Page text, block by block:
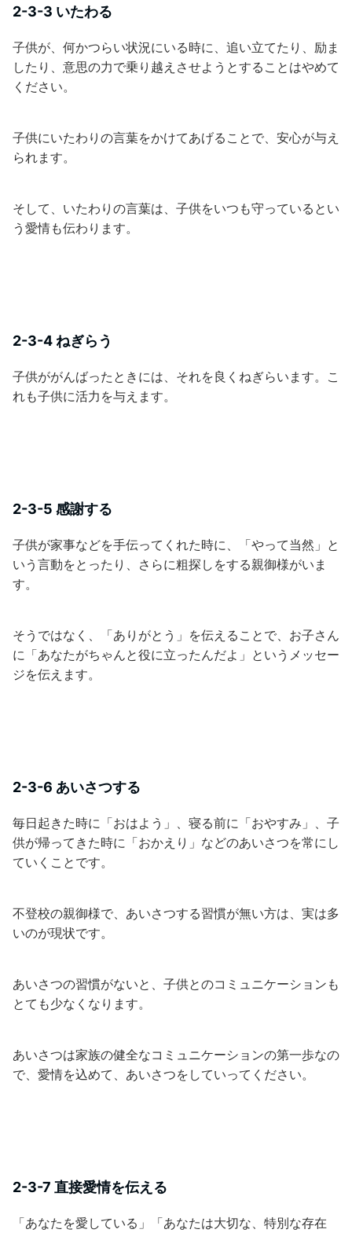
2-3-3 いたわる
子供が、何かつらい状況にいる時に、追い立てたり、励ま
したり、意思の力で乗り越えさせようとすることはやめて
ください。
子供にいたわりの言葉をかけてあげることで、安心が与え
られます。
そして、いたわりの言葉は、子供をいつも守っているとい
う愛情も伝わります。
2-3-4 ねぎらう
子供ががんばったときには、それを良くねぎらいます。こ
れも子供に活力を与えます。
2-3-5 感謝する
子供が家事などを手伝ってくれた時に、「やって当然」と
いう言動をとったり、さらに粗探しをする親御様がいま
す。
そうではなく、「ありがとう」を伝えることで、お子さん
に「あなたがちゃんと役に立ったんだよ」というメッセー
ジを伝えます。
2-3-6 あいさつする
毎日起きた時に「おはよう」、寝る前に「おやすみ」、子
供が帰ってきた時に「おかえり」などのあいさつを常にし
ていくことです。
不登校の親御様で、あいさつする習慣が無い方は、実は多
いのが現状です。
あいさつの習慣がないと、子供とのコミュニケーションも
とても少なくなります。
あいさつは家族の健全なコミュニケーションの第一歩なの
で、愛情を込めて、あいさつをしていってください。
2-3-7 直接愛情を伝える
「あなたを愛している」「あなたは大切な、特別な存在